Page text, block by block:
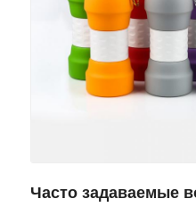
Часто задаваемые